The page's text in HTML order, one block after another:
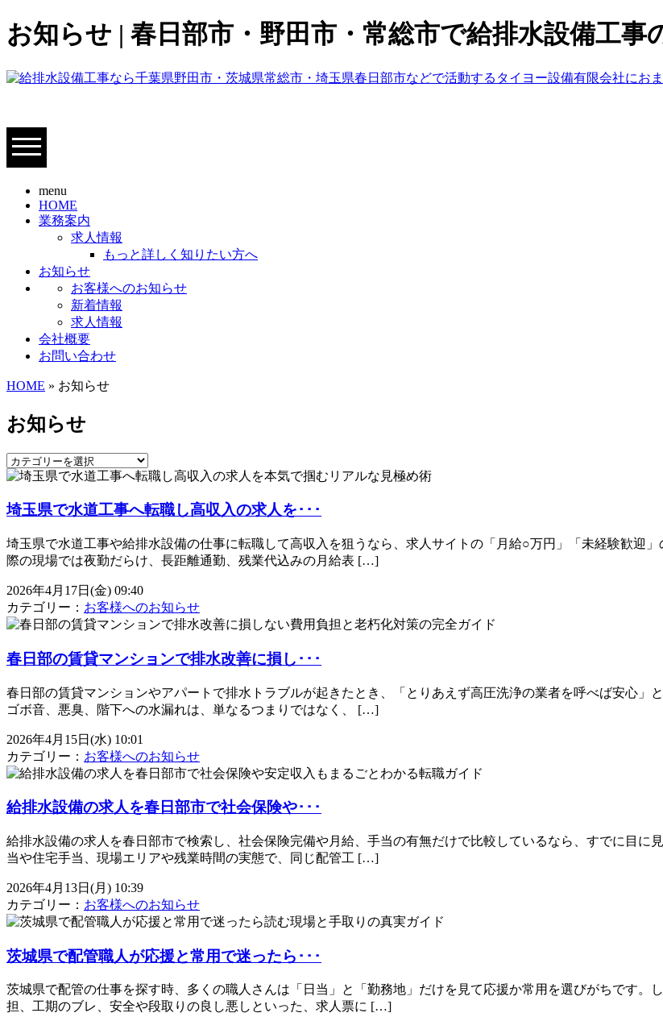
お知らせ | 春日部市・野田市・常総市で給排水設備工事
menu
HOME
業務案内
求人情報
もっと詳しく知りたい方へ
お知らせ
お客様へのお知らせ
新着情報
求人情報
会社概要
お問い合わせ
HOME » お知らせ
お知らせ
埼玉県で水道工事へ転職し高収入の求人を･･･
埼玉県で水道工事や給排水設備の仕事に転職して高収入を狙うなら、求人サイトの「月給○万円」「未経験歓迎
際の現場では夜勤だらけ、長距離通勤、残業代込みの月給表 […]
2026年4月17日(金) 09:40
カテゴリー： お客様へのお知らせ
春日部の賃貸マンションで排水改善に損し･･･
春日部の賃貸マンションやアパートで排水トラブルが起きたとき、「とりあえず高圧洗浄の業者を呼べば安心」
ゴボ音、悪臭、階下への水漏れは、単なるつまりではなく、 […]
2026年4月15日(水) 10:01
カテゴリー： お客様へのお知らせ
給排水設備の求人を春日部市で社会保険や･･･
給排水設備の求人を春日部市で検索し、社会保険完備や月給、手当の有無だけで比較しているなら、すでに目
当や住宅手当、現場エリアや残業時間の実態で、同じ配管工 […]
2026年4月13日(月) 10:39
カテゴリー： お客様へのお知らせ
茨城県で配管職人が応援と常用で迷ったら･･･
茨城県で配管の仕事を探す時、多くの職人さんは「日当」と「勤務地」だけを見て応援か常用を選びがちです。
担、工期のブレ、安全や段取りの良し悪しといった、求人票に […]